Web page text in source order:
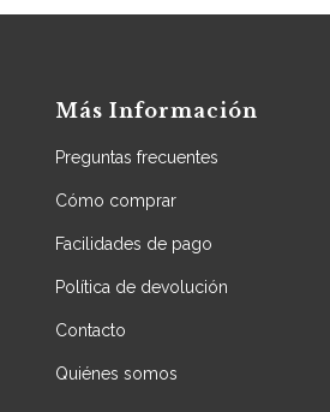
Más Información
Preguntas frecuentes
Cómo comprar
Facilidades de pago
Política de devolución
Contacto
Quiénes somos